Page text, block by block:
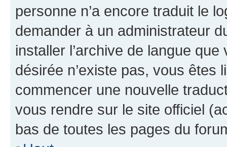
personne n’a encore traduit le
demander à un administrateur
installer l’archive de langue
désirée n’existe pas, vous êtes
commencer une nouvelle
vous rendre sur le site officiel
bas de toutes les pages du